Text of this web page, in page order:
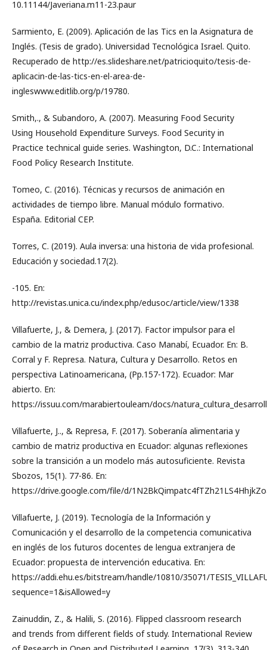
10.11144/Javeriana.m11-23.paur
Sarmiento, E. (2009). Aplicación de las Tics en la Asignatura de
Inglés. (Tesis de grado). Universidad Tecnológica Israel. Quito.
Recuperado de http://es.slideshare.net/patricioquito/tesis-de-
aplicacin-de-las-tics-en-el-area-de-
ingleswww.editlib.org/p/19780.
Smith,., & Subandoro, A. (2007). Measuring Food Security
Using Household Expenditure Surveys. Food Security in
Practice technical guide series. Washington, D.C.: International
Food Policy Research Institute.
Tomeo, C. (2016). Técnicas y recursos de animación en
actividades de tiempo libre. Manual módulo formativo.
España. Editorial CEP.
Torres, C. (2019). Aula inversa: una historia de vida profesional.
Educación y sociedad.17(2).
-105. En:
http://revistas.unica.cu/index.php/edusoc/article/view/1338
Villafuerte, J., & Demera, J. (2017). Factor impulsor para el
cambio de la matriz productiva. Caso Manabí, Ecuador. En: B.
Corral y F. Represa. Natura, Cultura y Desarrollo. Retos en
perspectiva Latinoamericana, (Pp.157-172). Ecuador: Mar
abierto. En:
https://issuu.com/marabiertouleam/docs/
Villafuerte, J.., & Represa, F. (2017). Soberanía alimentaria y
cambio de matriz productiva en Ecuador: algunas reflexiones
sobre la transición a un modelo más autosuficiente. Revista
Sbozos, 15(1). 77-86. En:
https://drive.google.com/file/d/
Villafuerte, J. (2019). Tecnología de la Información y
Comunicación y el desarrollo de la competencia comunicativa
en inglés de los futuros docentes de lengua extranjera de
Ecuador: propuesta de intervención educativa. En:
https://addi.ehu.es/bitstream/handle/10810/35071/
sequence=1&isAllowed=y
Zainuddin, Z., & Halili, S. (2016). Flipped classroom research
and trends from different fields of study. International Review